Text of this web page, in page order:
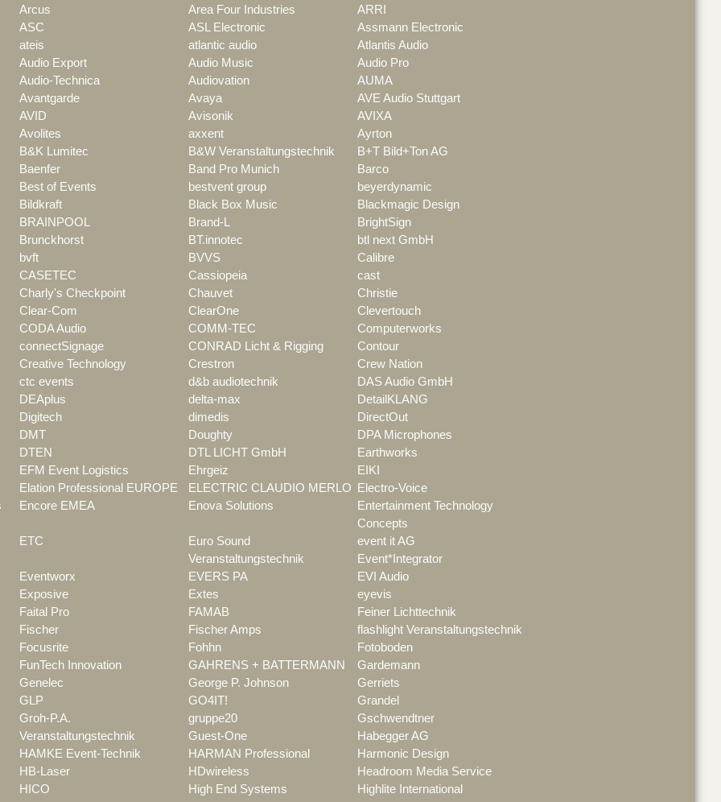
Arcus Area Four Industries
ARRI
ASC ASL Electronic
Assmann Electronic
ateis atlantic audio
Atlantis Audio
Audio Export Audio Music
Audio Pro
Audio-Technica Audiovation
AUMA
Avantgarde Avaya
AVE Audio Stuttgart
AVID Avisonik
AVIXA
Avolites axxent
Ayrton
B&K Lumitec B&W Veranstaltungstechnik
B+T Bild+Ton AG
Baenfer Band Pro Munich
Barco
Best of Events bestvent group
beyerdynamic
Bildkraft Black Box Music
Blackmagic Design
BRAINPOOL Brand-L
BrightSign
Brunckhorst BT.innotec
btl next GmbH
bvft BVVS
Calibre
CASETEC Cassiopeia
cast
Charly's Checkpoint Chauvet
Christie
Clear-Com ClearOne
Clevertouch
CODA Audio COMM-TEC
Computerworks
connectSignage CONRAD Licht & Rigging
Contour
Creative Technology Crestron
Crew Nation
ctc events d&b audiotechnik
DAS Audio GmbH
DEAplus delta-max
DetailKLANG
Digitech dimedis
DirectOut
DMT Doughty
DPA Microphones
DTEN DTL LICHT GmbH
Earthworks
EFM Event Logistics Ehrgeiz
EIKI
Elation Professional EUROPE ELECTRIC CLAUDIO MERLO
Electro-Voice
Encore EMEA Enova Solutions
Entertainment Technology
Concepts
ETC
Euro Sound
Veranstaltungstechnik
event it AG
Event*Integrator
Eventworx EVERS PA
EVI Audio
Exposive Extes
eyevis
Faital Pro FAMAB
Feiner Lichttechnik
Fischer Fischer Amps
flashlight Veranstaltungstechnik
Focusrite Fohhn
Fotoboden
FunTech Innovation GAHRENS + BATTERMANN
Gardemann
Genelec George P. Johnson
Gerriets
GLP GO4IT!
Grandel
Groh-P.A.
Veranstaltungstechnik
gruppe20
Gschwendtner
Guest-One
Habegger AG
HAMKE Event-Technik HARMAN Professional
Harmonic Design
HB-Laser HDwireless
Headroom Media Service
HICO High End Systems
Highlite International